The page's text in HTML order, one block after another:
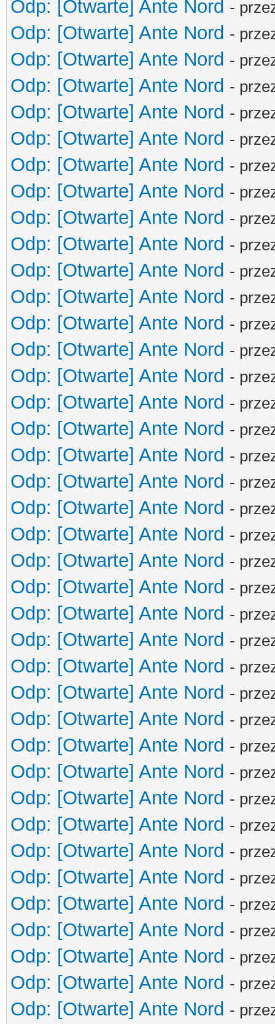
Odp: [Otwarte] Ante Nord -
Odp: [Otwarte] Ante Nord -
Odp: [Otwarte] Ante Nord -
Odp: [Otwarte] Ante Nord -
Odp: [Otwarte] Ante Nord -
Odp: [Otwarte] Ante Nord -
Odp: [Otwarte] Ante Nord -
Odp: [Otwarte] Ante Nord -
Odp: [Otwarte] Ante Nord -
Odp: [Otwarte] Ante Nord -
Odp: [Otwarte] Ante Nord -
Odp: [Otwarte] Ante Nord -
Odp: [Otwarte] Ante Nord -
Odp: [Otwarte] Ante Nord -
Odp: [Otwarte] Ante Nord -
Odp: [Otwarte] Ante Nord -
Odp: [Otwarte] Ante Nord -
Odp: [Otwarte] Ante Nord -
Odp: [Otwarte] Ante Nord -
Odp: [Otwarte] Ante Nord -
Odp: [Otwarte] Ante Nord -
Odp: [Otwarte] Ante Nord -
Odp: [Otwarte] Ante Nord -
Odp: [Otwarte] Ante Nord -
Odp: [Otwarte] Ante Nord -
Odp: [Otwarte] Ante Nord -
Odp: [Otwarte] Ante Nord -
Odp: [Otwarte] Ante Nord -
Odp: [Otwarte] Ante Nord -
Odp: [Otwarte] Ante Nord -
Odp: [Otwarte] Ante Nord -
Odp: [Otwarte] Ante Nord -
Odp: [Otwarte] Ante Nord -
Odp: [Otwarte] Ante Nord -
Odp: [Otwarte] Ante Nord -
Odp: [Otwarte] Ante Nord -
Odp: [Otwarte] Ante Nord -
Odp: [Otwarte] Ante Nord -
Odp: [Otwarte] Ante Nord -